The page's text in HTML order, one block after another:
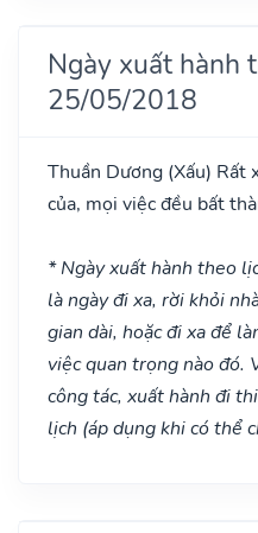
Ngày xuất hành
25/05/2018
Thuần Dương (Xấu) Rất
của, mọi việc đều bất
* Ngày xuất hành theo
là ngày đi xa, rời khỏi
gian dài, hoặc đi xa để
việc quan trọng nào đó.
công tác, xuất hành đi
lịch (áp dụng khi có thể